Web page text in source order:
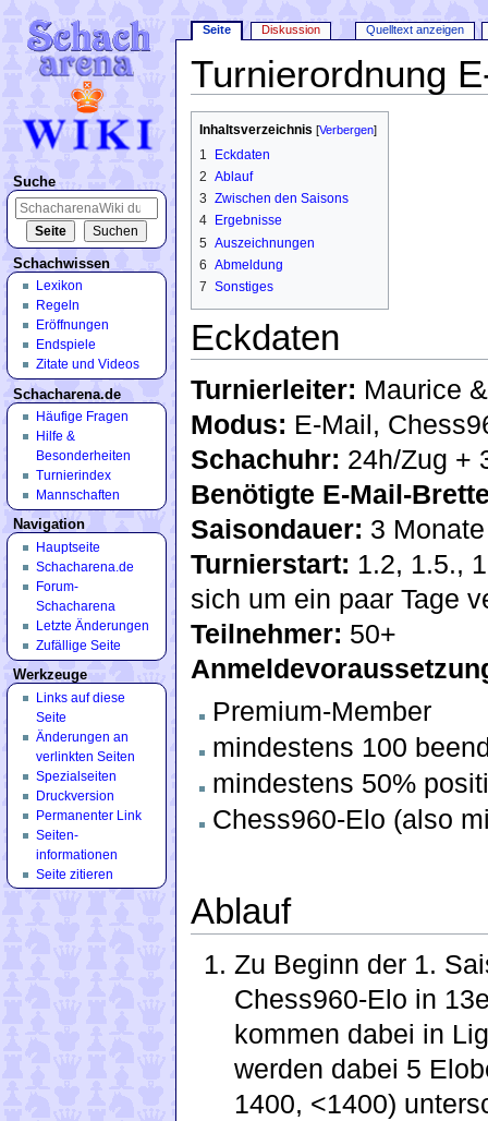
Turnierordnung
Inhaltsverzeichnis [Verbergen]
1
Eckdaten
2 Ablauf
3 Zwischen den Saisons
4
Ergebnisse
5 Auszeichnungen
6 Abmeldung
7 Sonstiges
Eckdaten
Turnierleiter: Maurice
Modus: E-Mail,
Schachuhr: 24h/Zug +
Benötigte E-Mail-
Saisondauer: 3 Monate
Turnierstart: 1.2, 1.5.,
sich um ein paar Tage
Teilnehmer: 50+
Premium-Member
mindestens 100
mindestens 50%
Chess960-Elo (also
Ablauf
Zu Beginn der 1.
Chess960-Elo in
kommen dabei in
werden dabei 5
1400, <1400)
Seite Diskussion Quelltext anzeigen
Suche
Schachwissen
Lexikon
Regeln
Eröffnungen
Endspiele
Zitate und Videos
Schacharena.de
Häufige Fragen
Hilfe &
Besonderheiten
Turnierindex
Mannschaften
Navigation
Hauptseite
Schacharena.de
Forum-
Schacharena
Letzte Änderungen
Zufällige Seite
Werkzeuge
Links auf diese
Seite
Änderungen an
verlinkten Seiten
Spezialseiten
Druckversion
Permanenter Link
Seiten­
informationen
Seite zitieren